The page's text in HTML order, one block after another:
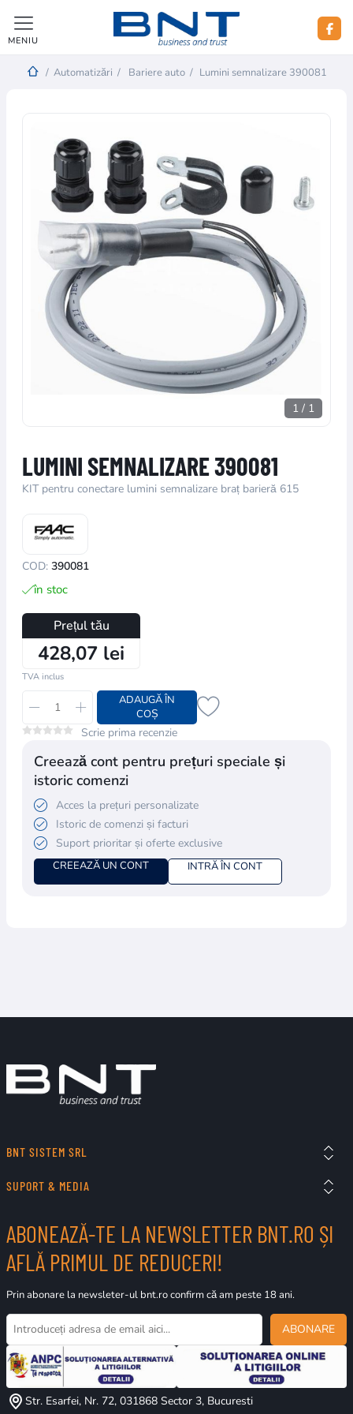
MENIU
/ Automatizări / Bariere auto / Lumini semnalizare 390081
1 / 1
LUMINI SEMNALIZARE 390081
KIT pentru conectare lumini semnalizare braț barieră 615
COD: 390081
în stoc
Prețul tău
428,07 lei
TVA inclus
ADAUGĂ ÎN
COȘ
Scrie prima recenzie
Creează cont pentru prețuri speciale și
istoric comenzi
Acces la prețuri personalizate
Istoric de comenzi și facturi
Suport prioritar și oferte exclusive
CREEAZĂ UN CONT INTRĂ ÎN CONT
BNT SISTEM SRL
SUPORT & MEDIA
ABONEAZĂ-TE LA NEWSLETTER BNT.RO ȘI
AFLĂ PRIMUL DE REDUCERI!
Prin abonare la newsleter-ul bnt.ro confirm că am peste 18 ani.
ABONARE
Str. Esarfei, Nr. 72, 031868 Sector 3, Bucuresti